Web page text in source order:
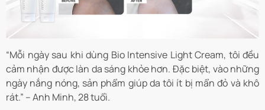
“Mỗi ngày sau khi dùng Bio Intensive Light Cream, tôi đều
cảm nhận được làn da sáng khỏe hơn. Đặc biệt, vào những
ngày nắng nóng, sản phẩm giúp da tôi ít bị mẩn đỏ và khô
rát.” – Anh Minh, 28 tuổi.